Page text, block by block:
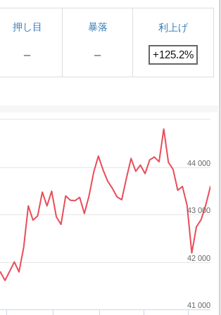
押し目
－
暴落
－
利上げ
+125.2%
41 000
42 000
43 000
44 000